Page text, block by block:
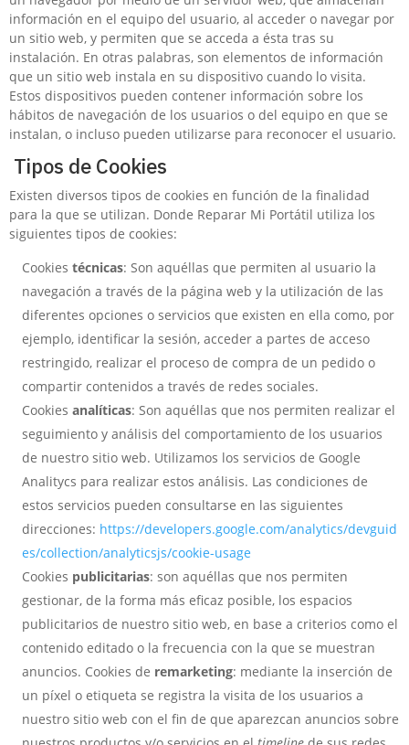
información en el equipo del usuario, al acceder o navegar por
un sitio web, y permiten que se acceda a ésta tras su
instalación. En otras palabras, son elementos de información
que un sitio web instala en su dispositivo cuando lo visita.
Estos dispositivos pueden contener información sobre los
hábitos de navegación de los usuarios o del equipo en que se
instalan, o incluso pueden utilizarse para reconocer el usuario.
Tipos de Cookies
Existen diversos tipos de cookies en función de la finalidad
para la que se utilizan. Donde Reparar Mi Portátil utiliza los
siguientes tipos de cookies:
Cookies técnicas: Son aquéllas que permiten al usuario la
navegación a través de la página web y la utilización de las
diferentes opciones o servicios que existen en ella como, por
ejemplo, identificar la sesión, acceder a partes de acceso
restringido, realizar el proceso de compra de un pedido o
compartir contenidos a través de redes sociales.
Cookies analíticas: Son aquéllas que nos permiten realizar el
seguimiento y análisis del comportamiento de los usuarios
de nuestro sitio web. Utilizamos los servicios de Google
Analitycs para realizar estos análisis. Las condiciones de
estos servicios pueden consultarse en las siguientes
direcciones: https://developers.google.com/analytics/devguid
es/collection/analyticsjs/cookie-usage
Cookies publicitarias: son aquéllas que nos permiten
gestionar, de la forma más eficaz posible, los espacios
publicitarios de nuestro sitio web, en base a criterios como el
contenido editado o la frecuencia con la que se muestran
anuncios. Cookies de remarketing: mediante la inserción de
un píxel o etiqueta se registra la visita de los usuarios a
nuestro sitio web con el fin de que aparezcan anuncios sobre